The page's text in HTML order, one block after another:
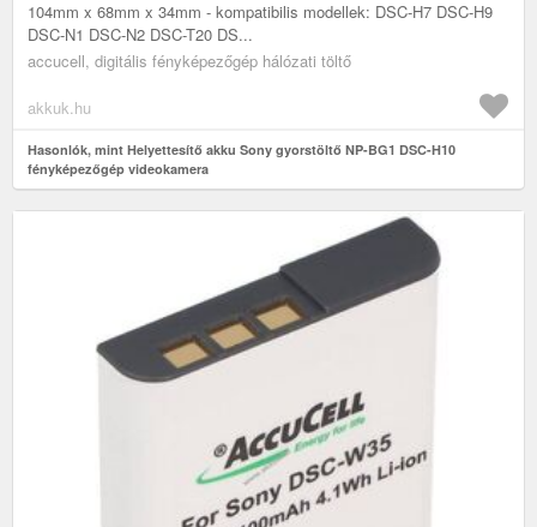
104mm x 68mm x 34mm - kompatibilis modellek: DSC-H7 DSC-H9
DSC-N1 DSC-N2 DSC-T20 DS...
accucell, digitális fényképezőgép hálózati töltő
akkuk.hu
Hasonlók, mint Helyettesítő akku Sony gyorstöltő NP-BG1 DSC-H10
fényképezőgép videokamera